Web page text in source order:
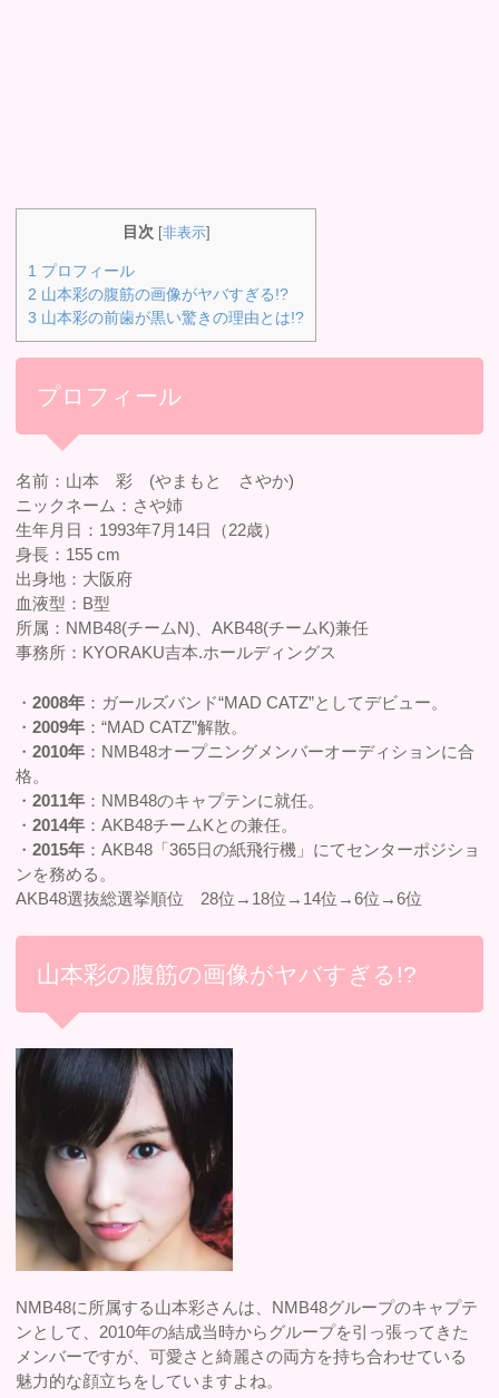
目次 [非表示]
1 プロフィール
2 山本彩の腹筋の画像がヤバすぎる!?
3 山本彩の前歯が黒い驚きの理由とは!?
プロフィール
名前：山本 彩 (やまもと さやか)
ニックネーム：さや姉
生年月日：1993年7月14日（22歳）
身長：155 cm
出身地：大阪府
血液型：B型
所属：NMB48(チームN)、AKB48(チームK)兼任
事務所：KYORAKU吉本.ホールディングス
・2008年 ：ガールズバンド“MAD CATZ”としてデビュー。
・2009年 ：“MAD CATZ”解散。
・2010年 ：NMB48オープニングメンバーオーディションに合
格。
・2011年 ：NMB48のキャプテンに就任。
・2014年 ：AKB48チームKとの兼任。
・2015年 ：AKB48「365日の紙飛行機」にてセンターポジショ
ンを務める。
AKB48選抜総選挙順位 28位→18位→14位→6位→6位
山本彩の腹筋の画像がヤバすぎる!?
NMB48に所属する山本彩さんは、NMB48グループのキャプテ
ンとして、2010年の結成当時からグループを引っ張ってきた
メンバーですが、可愛さと綺麗さの両方を持ち合わせている
魅力的な顔立ちをしていますよね。